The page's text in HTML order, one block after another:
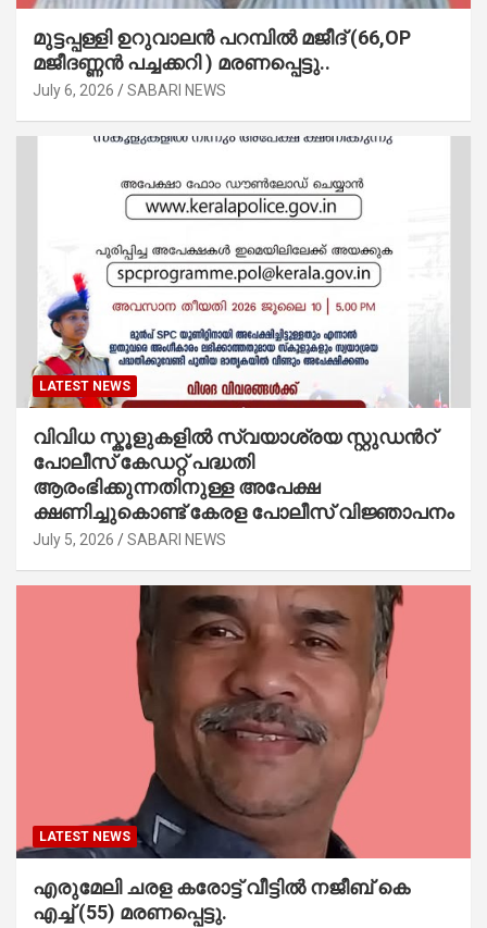
മുട്ടപ്പള്ളി ഉറുവാലൻ പറമ്പിൽ മജീദ് (66,OP
മജീദണ്ണൻ പച്ചക്കറി ) മരണപ്പെട്ടു..
July 6, 2026 SABARI NEWS
LATEST NEWS
വിവിധ സ്കൂളുകളില്‍ സ്വയാശ്രയ സ്റ്റുഡന്‍റ്
പോലീസ് കേഡറ്റ് പദ്ധതി
ആരംഭിക്കുന്നതിനുള്ള അപേക്ഷ
ക്ഷണിച്ചുകൊണ്ട് കേരള പോലീസ് വിജ്ഞാപനം
July 5, 2026 SABARI NEWS
LATEST NEWS
എരുമേലി ചരള കരോട്ട് വീട്ടിൽ നജീബ് കെ
എച്ച് (55) മരണപ്പെട്ടു.